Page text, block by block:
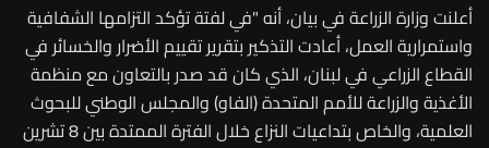
أعلنت وزارة الزراعة في بيان، أنه "في لفتة تؤكد التزامها الشفافية
واستمرارية العمل، أعادت التذكير بتقرير تقييم الأضرار والخسائر في
القطاع الزراعي في لبنان، الذي كان قد صدر بالتعاون مع منظمة
الأغذية والزراعة للأمم المتحدة (الفاو) والمجلس الوطني للبحوث
العلمية، والخاص بتداعيات النزاع خلال الفترة الممتدة بين 8 تشرين